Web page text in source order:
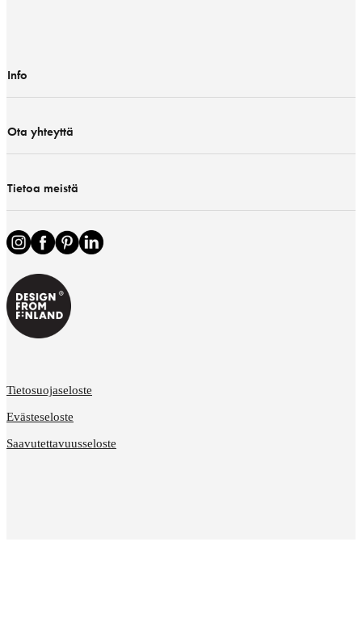
Info
Ota yhteyttä
Tietoa meistä
Tietosuojaseloste
Evästeseloste
Saavutettavuusseloste